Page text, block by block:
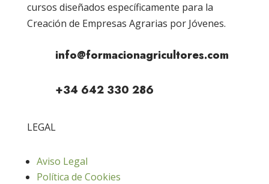
cursos diseñados específicamente para la
Creación de Empresas Agrarias por Jóvenes.
info@formacionagricultores.com
+34 642 330 286
LEGAL
Aviso Legal
Política de Cookies